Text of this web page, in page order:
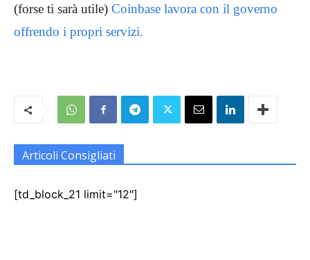
(forse ti sarà utile) Coinbase lavora con il governo
offrendo i propri servizi.
Articoli Consigliati
[td_block_21 limit="12"]